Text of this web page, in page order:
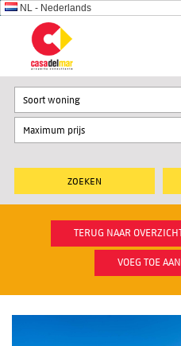
NL - Nederlands
Soort woning
TERUG NAAR
VOEG TOE